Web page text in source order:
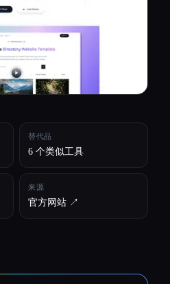
替代品
6 个类似工具
来源
官方网站 ↗︎